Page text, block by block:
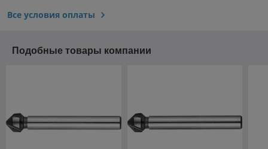
Все условия оплаты
Подобные товары компании